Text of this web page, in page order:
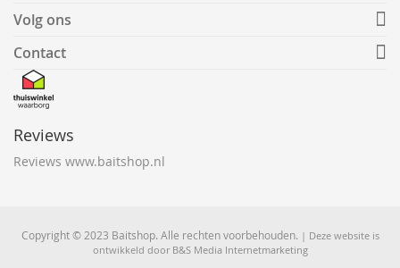
Volg ons
Contact
Reviews
Reviews www.baitshop.nl
Copyright © 2023 Baitshop. Alle rechten voorbehouden. | Deze website is
ontwikkeld door B&S Media Internetmarketing